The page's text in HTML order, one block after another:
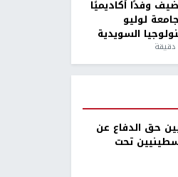
وفدًا أكاديميًا
لوليو
السويدية
حق الدفاع عن
تحت